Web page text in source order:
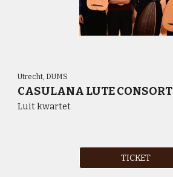
Utrecht, DUMS
CASULANA LUTE CONSORT
Luit kwartet
TICKET